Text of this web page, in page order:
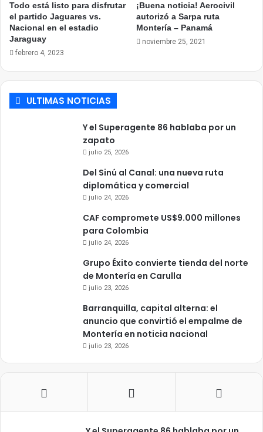
Todo está listo para disfrutar
el partido Jaguares vs.
Nacional en el estadio
Jaraguay
febrero 4, 2023
¡Buena noticia! Aerocivil
autorizó a Sarpa ruta
Montería – Panamá
noviembre 25, 2021
ULTIMAS NOTICIAS
Y el Superagente 86 hablaba por un
zapato
julio 25, 2026
Del Sinú al Canal: una nueva ruta
diplomática y comercial
julio 24, 2026
CAF compromete US$9.000 millones
para Colombia
julio 24, 2026
Grupo Éxito convierte tienda del norte
de Montería en Carulla
julio 23, 2026
Barranquilla, capital alterna: el
anuncio que convirtió el empalme de
Montería en noticia nacional
julio 23, 2026